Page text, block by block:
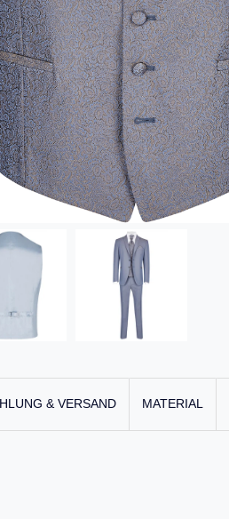
& VERSAND MATERIAL